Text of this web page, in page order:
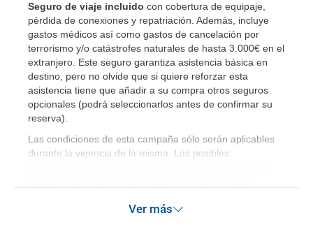
Seguro de viaje incluido con cobertura de equipaje,
pérdida de conexiones y repatriación. Además, incluye
gastos médicos así como gastos de cancelación por
terrorismo y/o catástrofes naturales de hasta 3.000€ en el
extranjero. Este seguro garantiza asistencia básica en
destino, pero no olvide que si quiere reforzar esta
asistencia tiene que añadir a su compra otros seguros
opcionales (podrá seleccionarlos antes de confirmar su
reserva)
Las condiciones de esta campaña sólo serán aplicables
durante la vigencia de la misma. Las posibles
Ver más